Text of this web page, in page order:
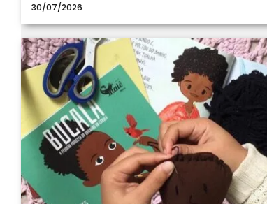
30/07/2026